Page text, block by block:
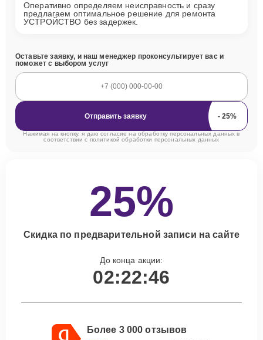
Оперативно определяем неисправность и сразу
предлагаем оптимальное решение для ремонта
УСТРОЙСТВО без задержек.
Оставьте заявку, и наш менеджер проконсультирует вас и
поможет с выбором услуг
Отправить заявку
Нажимая на кнопку, я даю согласие на обработку персональных данных в
соответствии с политикой обработки персональных данных
25%
Скидка по предварительной записи на сайте
До конца акции:
02:22:45
Более 3 000 отзывов